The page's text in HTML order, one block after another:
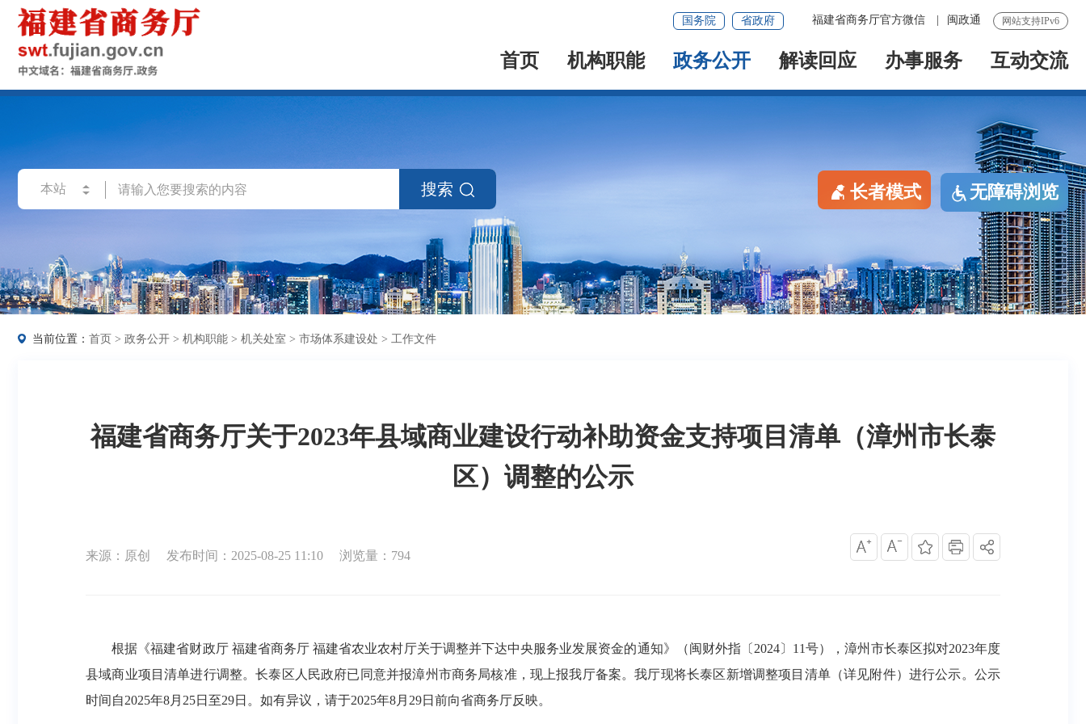
网站支持IPv6
福建省商务厅官方微信 闽政通
国务院 省政府
首页 机构职能 政务公开 解读回应 办事服务 互动交流
搜索 长者模式 无障碍浏览
当前位置： 首页 > 政务公开 > 机构职能 > 机关处室 > 市场体系建设处 > 工作文件
福建省商务厅关于2023年县域商业建设行动补助资金支持项目清单（漳州市长泰
区）调整的公示
来源：原创 发布时间：2025-08-25 11:10 浏览量：794
根据《福建省财政厅 福建省商务厅 福建省农业农村厅关于调整并下达中央服务业发展资金的通知》（闽财外指〔2024〕11号），漳州市长泰区拟对2023年度
县域商业项目清单进行调整。长泰区人民政府已同意并报漳州市商务局核准，现上报我厅备案。我厅现将长泰区新增调整项目清单（详见附件）进行公示。公示
时间自2025年8月25日至29日。如有异议，请于2025年8月29日前向省商务厅反映。